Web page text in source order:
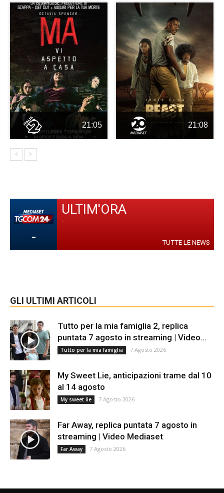
21:05 21:08
-
ULTIM'ORA
-
TUTTE LE NEWS
GLI ULTIMI ARTICOLI
Tutto per la mia famiglia 2, replica
puntata 7 agosto in streaming | Video...
Tutto per la mia famiglia 7 Agosto 2026
My Sweet Lie, anticipazioni trame dal 10
al 14 agosto
My sweet lie 7 Agosto 2026
Far Away, replica puntata 7 agosto in
streaming | Video Mediaset
Far Away 7 Agosto 2026